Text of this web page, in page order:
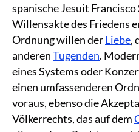
spanische Jesuit
Willensakte des Friedens
Ordnung willen derLiebe,
anderenTugenden.
eines Systems oder
einen umfassenderen
voraus, ebenso die
Völkerrechts, das auf dem